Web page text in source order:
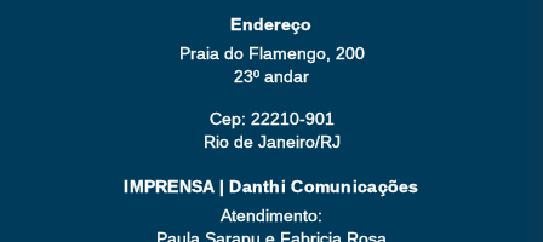
Endereço
Praia do Flamengo, 200
23º andar
Cep: 22210-901
Rio de Janeiro/RJ
IMPRENSA | Danthi Comunicações
Atendimento: